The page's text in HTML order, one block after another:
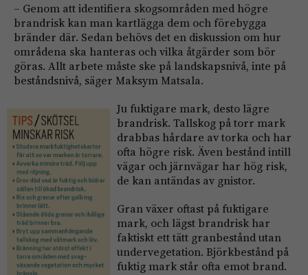
– Genom att identifiera skogsområden med högre
brandrisk kan man kartlägga dem och förebygga
bränder där. Sedan behövs det en diskussion om hur
områdena ska hanteras och vilka åtgärder som bör
göras. Allt arbete måste ske på landskapsnivå, inte på
beståndsnivå, säger Maksym Matsala.
Ju fuktigare mark, desto lägre
brandrisk. Tallskog på torr mark
drabbas hårdare av torka och har
ofta högre risk. Även bestånd intill
vägar och järnvägar har hög risk,
de kan antändas av gnistor.
Gran växer oftast på fuktigare
mark, och lägst brandrisk har
faktiskt ett tätt granbestånd utan
undervegetation. Björkbestånd på
fuktig mark står ofta emot brand.